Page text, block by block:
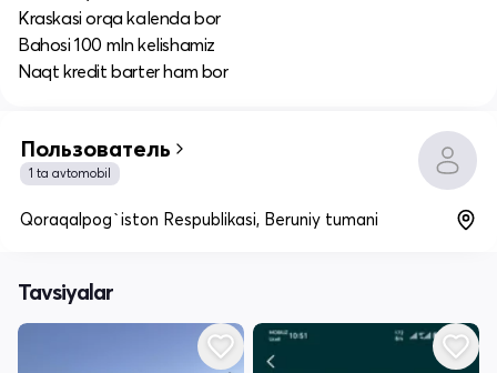
Kraskasi orqa kalenda bor
Bahosi 100 mln kelishamiz
Naqt kredit barter ham bor
Пользователь
1 ta avtomobil
Qoraqalpog`iston Respublikasi, Beruniy tumani
Tavsiyalar